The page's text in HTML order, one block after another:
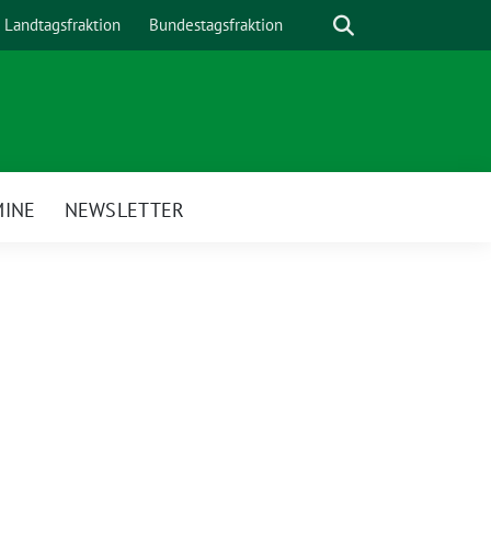
Landtagsfraktion Bundestagsfraktion Suche
NEWSLETTER